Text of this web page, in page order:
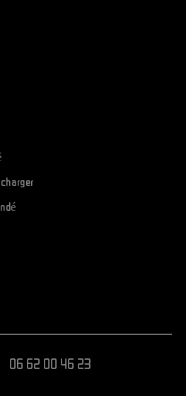
06 62 00 46 23